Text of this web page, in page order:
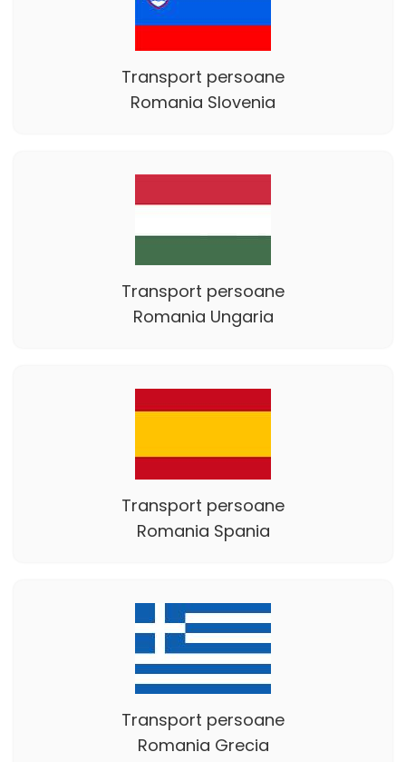
Transport persoane
Romania Slovenia
Transport persoane
Romania Ungaria
Transport persoane
Romania Spania
Transport persoane
Romania Grecia